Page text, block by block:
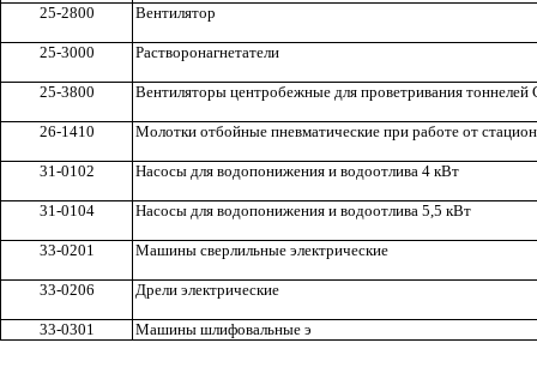
25-2800 Вентилятор
25-3000 Растворонагнетатели
25-3800 Вентиляторы центробежные для проветривания тоннелей
26-1410 Молотки отбойные пневматические при работе от
31-0102 Насосы для водопонижения и водоотлива 4 кВт
31-0104 Насосы для водопонижения и водоотлива 5,5 кВт
33-0201 Машины сверлильные электрические
33-0206 Дрели электрические
33-0301 Машины шлифовальные э